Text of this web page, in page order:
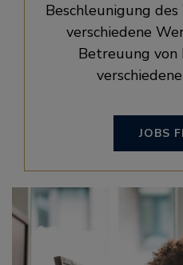
Beschleunigung
verschiedene
Betreuung
JOBS